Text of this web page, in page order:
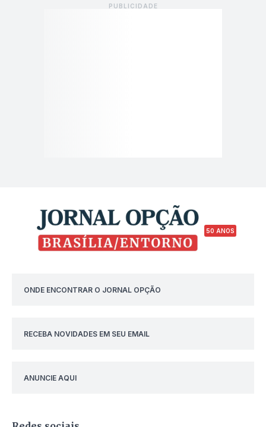
50 ANOS
ONDE ENCONTRAR O JORNAL OPÇÃO
RECEBA NOVIDADES EM SEU EMAIL
ANUNCIE AQUI